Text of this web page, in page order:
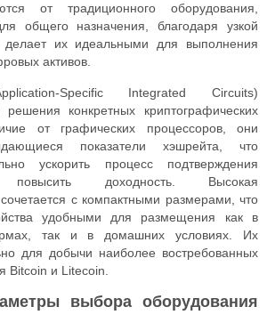
от традиционного оборудования,
общего назначения, благодаря узкой
делает их идеальными для выполнения
активов.
Specific Integrated Circuits)
конкретных криптографических
от графических процессоров, они
показатели хэшрейта, что
ускорить процесс подтверждения
доходность. Высокая
сочетается с компактными размерами, что
удобными для размещения как в
так и в домашних условиях. Их
для добычи наиболее востребованных
Bitcoin и Litecoin.
выбора оборудования